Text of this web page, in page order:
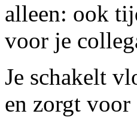
alleen: ook
voor je
Je schakelt
en zorgt